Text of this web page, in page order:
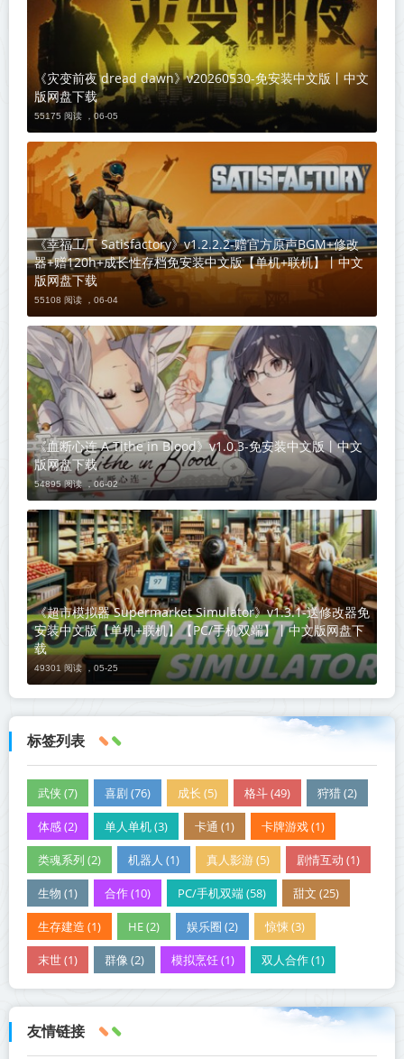
《灾变前夜 dread dawn》v20260530-免安装中文版丨中文
版网盘下载
55175 阅读 ， 06-05
《幸福工厂 Satisfactory》v1.2.2.2-赠官方原声BGM+修改
器+赠120h+成长性存档免安装中文版【单机+联机】丨中文
版网盘下载
55108 阅读 ， 06-04
《血断心连 A Tithe in Blood》v1.0.3-免安装中文版丨中文
版网盘下载
54895 阅读 ， 06-02
《超市模拟器 Supermarket Simulator》v1.3.1-送修改器免
安装中文版【单机+联机】【PC/手机双端】丨中文版网盘下
载
49301 阅读 ， 05-25
标签列表
武侠 (7) 喜剧 (76) 成长 (5) 格斗 (49) 狩猎 (2)
体感 (2) 单人单机 (3) 卡通 (1) 卡牌游戏 (1)
类魂系列 (2) 机器人 (1) 真人影游 (5) 剧情互动 (1)
生物 (1) 合作 (10) PC/手机双端 (58) 甜文 (25)
生存建造 (1) HE (2) 娱乐圈 (2) 惊悚 (3)
末世 (1) 群像 (2) 模拟烹饪 (1) 双人合作 (1)
友情链接